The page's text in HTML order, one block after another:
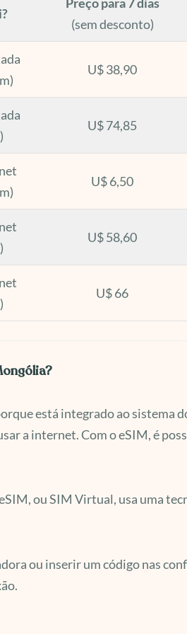
(sem desconto)
U$ 38,90
U$ 74,85
U$ 6,50
U$ 58,60
U$ 66
está integrado ao sistema
a internet. Com o eSIM, é
ou SIM Virtual, usa uma
ou inserir um código nas